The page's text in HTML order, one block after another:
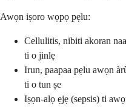
Awọn iṣoro wọpọ pẹlu:
Cellulitis, nibiti akoran
ti o jinlẹ
Irun, paapaa pẹlu awọn
ti o tun ṣe
Iṣọn-alọ ẹjẹ (sepsis) ti